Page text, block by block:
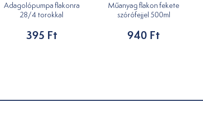
Adagolópumpa flakonra
28/4 torokkal
395 Ft
Műanyag flakon fekete
szórófejjel 500ml
940 Ft